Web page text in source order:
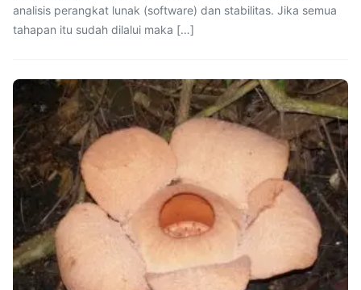
analisis perangkat lunak (software) dan stabilitas. Jika semua
tahapan itu sudah dilalui maka […]